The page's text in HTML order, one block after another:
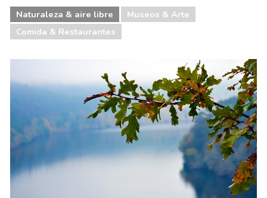
Naturaleza & aire libre
Museos & Arte
Comida & Restaurantes